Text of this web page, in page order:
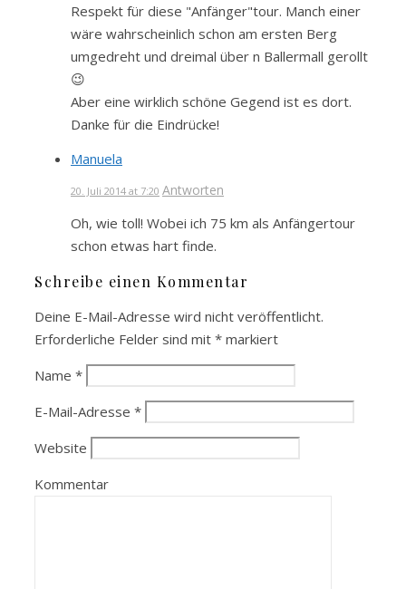
Respekt für diese "Anfänger"tour. Manch einer
wäre wahrscheinlich schon am ersten Berg
umgedreht und dreimal über n Ballermall gerollt
😉
Aber eine wirklich schöne Gegend ist es dort.
Danke für die Eindrücke!
Manuela
20. Juli 2014 at 7:20 Antworten
Oh, wie toll! Wobei ich 75 km als Anfängertour
schon etwas hart finde.
Schreibe einen Kommentar
Deine E-Mail-Adresse wird nicht veröffentlicht.
Erforderliche Felder sind mit * markiert
Name *
E-Mail-Adresse *
Website
Kommentar